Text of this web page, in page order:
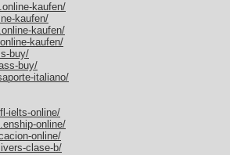
kaufen/
kaufen/
kaufen/
kaufen/
buy/
buy/
italiano/
ielts-online/
online/
online/
clase-b/